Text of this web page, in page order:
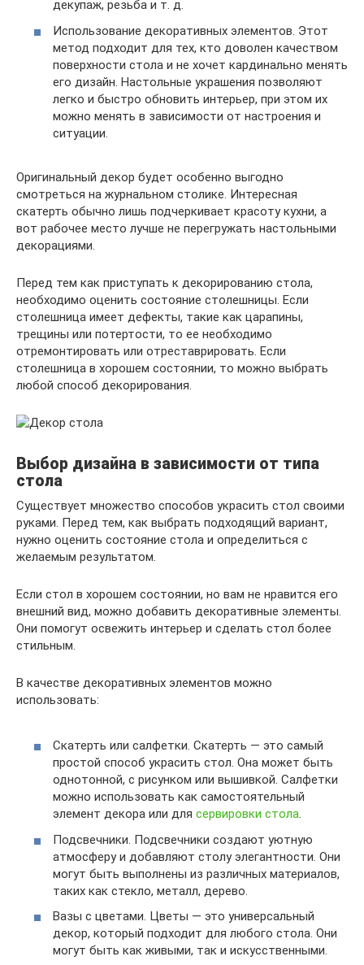
декупаж, резьба и т. д.
Использование декоративных элементов. Этот
метод подходит для тех, кто доволен качеством
поверхности стола и не хочет кардинально менять
его дизайн. Настольные украшения позволяют
легко и быстро обновить интерьер, при этом их
можно менять в зависимости от настроения и
ситуации.
Оригинальный декор будет особенно выгодно
смотреться на журнальном столике. Интересная
скатерть обычно лишь подчеркивает красоту кухни, а
вот рабочее место лучше не перегружать настольными
декорациями.
Перед тем как приступать к декорированию стола,
необходимо оценить состояние столешницы. Если
столешница имеет дефекты, такие как царапины,
трещины или потертости, то ее необходимо
отремонтировать или отреставрировать. Если
столешница в хорошем состоянии, то можно выбрать
любой способ декорирования.
Выбор дизайна в зависимости от типа
стола
Существует множество способов украсить стол своими
руками. Перед тем, как выбрать подходящий вариант,
нужно оценить состояние стола и определиться с
желаемым результатом.
Если стол в хорошем состоянии, но вам не нравится его
внешний вид, можно добавить декоративные элементы.
Они помогут освежить интерьер и сделать стол более
стильным.
В качестве декоративных элементов можно
использовать:
Скатерть или салфетки. Скатерть — это самый
простой способ украсить стол. Она может быть
однотонной, с рисунком или вышивкой. Салфетки
можно использовать как самостоятельный
элемент декора или для сервировки стола.
Подсвечники. Подсвечники создают уютную
атмосферу и добавляют столу элегантности. Они
могут быть выполнены из различных материалов,
таких как стекло, металл, дерево.
Вазы с цветами. Цветы — это универсальный
декор, который подходит для любого стола. Они
могут быть как живыми, так и искусственными.